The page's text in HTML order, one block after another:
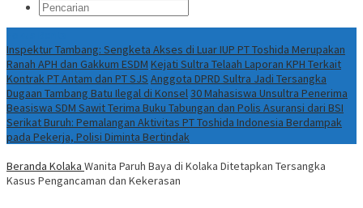
Inspektur Tambang: Sengketa Akses di Luar IUP PT Toshida Merupakan
Ranah APH dan Gakkum ESDM Kejati Sultra Telaah Laporan KPH Terkait
Kontrak PT Antam dan PT SJS Anggota DPRD Sultra Jadi Tersangka
Dugaan Tambang Batu Ilegal di Konsel30 Mahasiswa Unsultra Penerima
Beasiswa SDM Sawit Terima Buku Tabungan dan Polis Asuransi dari BSI
Serikat Buruh: Pemalangan Aktivitas PT Toshida Indonesia Berdampak
pada Pekerja, Polisi Diminta Bertindak
Beranda Kolaka Wanita Paruh Baya di Kolaka Ditetapkan Tersangka
Kasus Pengancaman dan Kekerasan